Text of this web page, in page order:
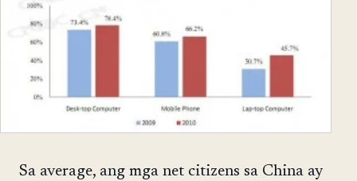
Sa average, ang mga net citizens sa China ay